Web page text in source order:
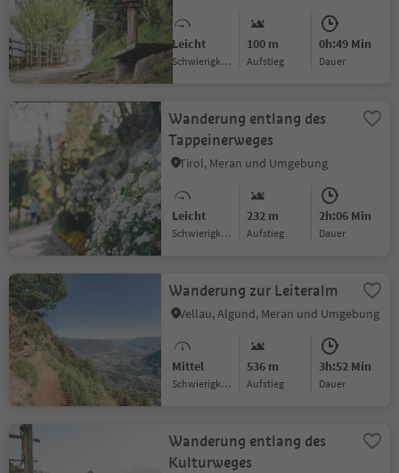
Leicht
Schwierigkeitsgrad
100 m
Aufstieg
0h:49 Min
Dauer
Wanderung entlang des
Tappeinerweges
Tirol, Meran und Umgebung
Leicht
Schwierigkeitsgrad
232 m
Aufstieg
2h:06 Min
Dauer
Wanderung zur Leiteralm
Vellau, Algund, Meran und Umgebung
Mittel
Schwierigkeitsgrad
536 m
Aufstieg
3h:52 Min
Dauer
Wanderung entlang des
Kulturweges